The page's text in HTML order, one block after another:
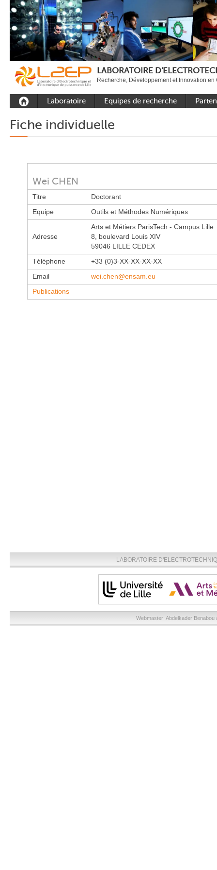
LABORATOIRE
Recherche, Développement et Innovation en
Laboratoire
Outils et moyens
Recrutement
Publications
Carbon Care
Equipes de recherche
Equipe Electronique de
Méthodes Numériques
Fiche individuelle
Wei CHEN
Titre Doctorant
Equipe Outils et Méthodes Numériques
Adresse
Arts et Métiers ParisTech - Campus Lille
8, boulevard Louis XIV
59046 LILLE CEDEX
Téléphone +33 (0)3-XX-XX-XX-XX
Email wei.chen@ensam.eu
Publications
LABORATOIRE
Webmaster: Abdelkader Benabou